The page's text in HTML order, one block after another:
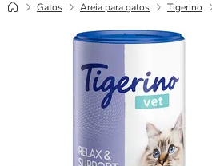
Gatos Areia para gatos Tigerino